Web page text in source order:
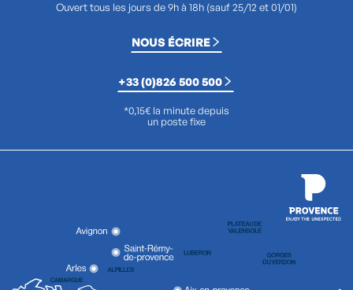
Ouvert tous les jours de 9h à 18h (sauf 25/12 et 01/01)
NOUS ÉCRIRE
+33 (0)826 500 500
*0,15€ la minute depuis
un poste fixe